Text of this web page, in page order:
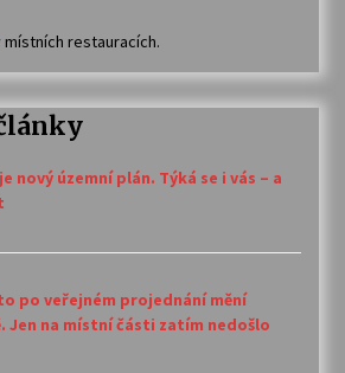
místních restauracích.
nový územní plán. Týká se i vás – a
po veřejném projednání mění
Jen na místní části zatím nedošlo